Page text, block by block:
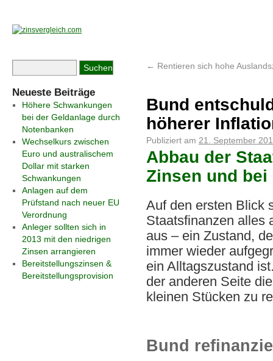
← Rentieren sich hohe
Bund
höherer
Publiziert am 21. September
Abbau der
Zinsen und
Auf den ersten Blick
Staatsfinanzen alles
aus – ein Zustand,
immer wieder
ein Alltagszustand
der anderen Seite
kleinen Stücken zu
Bund
Neueste Beiträge
Höhere Schwankungen
bei der Geldanlage durch
Notenbanken
Wechselkurs zwischen
Euro und australischem
Dollar mit starken
Schwankungen
Anlagen auf dem
Prüfstand nach neuer EU
Verordnung
Anleger sollten sich in
2013 mit den niedrigen
Zinsen arrangieren
Bereitstellungszinsen &
Bereitstellungsprovision